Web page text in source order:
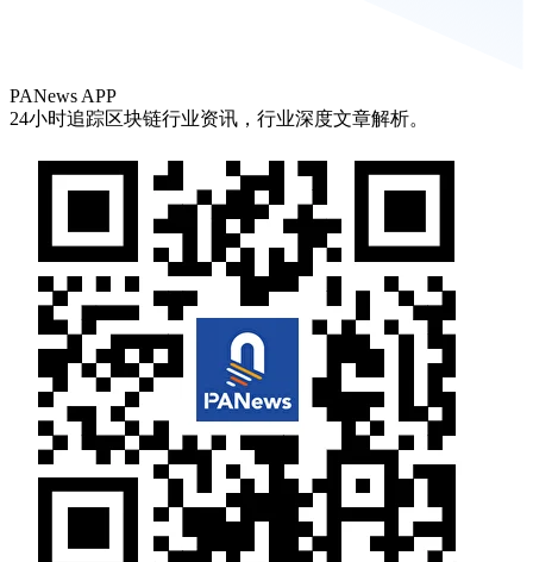
PANews APP
24小时追踪区块链行业资讯，行业深度文章解析。